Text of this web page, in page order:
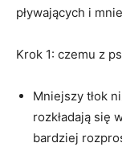
pływających i
Krok 1: czemu z
Mniejszy tłok
rozkładają się
bardziej